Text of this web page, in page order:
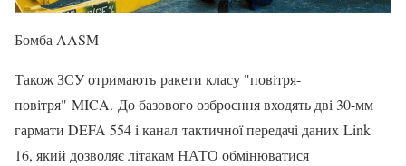
Бомба AASM
Також ЗСУ отримають ракети класу "повітря-
повітря" MICA. До базового озброєння входять дві 30-мм
гармати DEFA 554 і канал тактичної передачі даних Link
16, який дозволяє літакам НАТО обмінюватися